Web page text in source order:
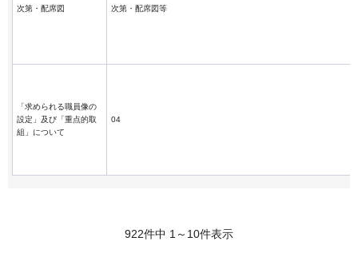
次第・配席図 次第・配席図等
「求められる職員像の
設定」及び「重点的取
組」について
04
922件中 1～10件表示